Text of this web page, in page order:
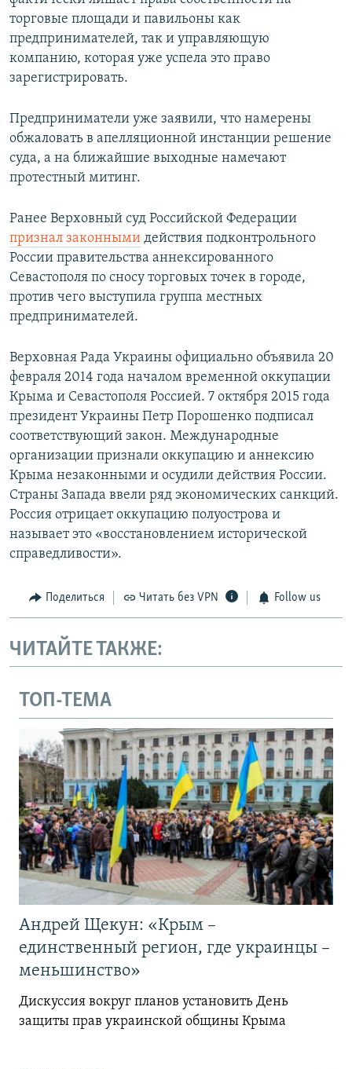
торговые площади и павильоны как
предпринимателей, так и управляющую
компанию, которая уже успела это право
зарегистрировать.
Предприниматели уже заявили, что намерены
обжаловать в апелляционной инстанции решение
суда, а на ближайшие выходные намечают
протестный митинг.
Ранее Верховный суд Российской Федерации
признал законными действия подконтрольного
России правительства аннексированного
Севастополя по сносу торговых точек в городе,
против чего выступила группа местных
предпринимателей.
Верховная Рада Украины официально объявила 20
февраля 2014 года началом временной оккупации
Крыма и Севастополя Россией. 7 октября 2015 года
президент Украины Петр Порошенко подписал
соответствующий закон. Международные
организации признали оккупацию и аннексию
Крыма незаконными и осудили действия России.
Страны Запада ввели ряд экономических санкций.
Россия отрицает оккупацию полуострова и
называет это «восстановлением исторической
справедливости».
Поделиться Читать без VPN Follow us
ЧИТАЙТЕ ТАКЖЕ:
ТОП-ТЕМА
Андрей Щекун: «Крым –
единственный регион, где украинцы –
меньшинство»
Дискуссия вокруг планов установить День
защиты прав украинской общины Крыма